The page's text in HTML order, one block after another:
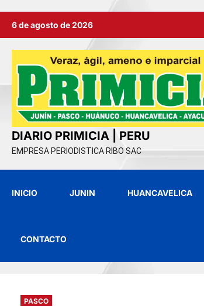
6 de agosto de 2026
DIARIO PRIMICIA | PERU
EMPRESA PERIODISTICA RIBO SAC
INICIO JUNIN HUANCAVELICA
CONTACTO
PASCO